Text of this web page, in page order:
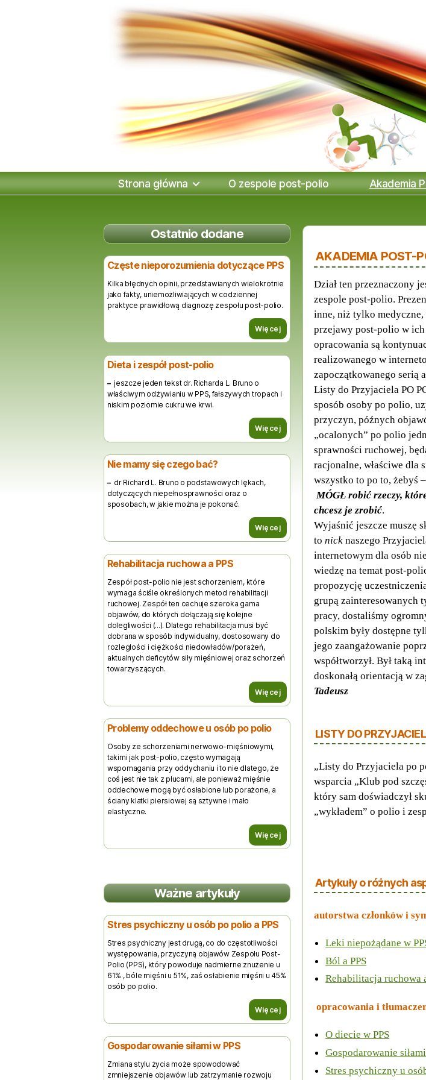
Strona główna O zespole post-polio Akademia
Ostatnio dodane
Częste nieporozumienia dotyczące PPS
Kilka błędnych opinii, przedstawianych wielokrotnie
jako fakty, uniemożliwiających w codziennej
praktyce prawidłową diagnozę zespołu post-polio.
Więcej
Dieta i zespół post-polio
– jeszcze jeden tekst dr. Richarda L. Bruno o
właściwym odżywianiu w PPS, fałszywych tropach i
niskim poziomie cukru we krwi.
Więcej
Nie mamy się czego bać?
– dr Richard L. Bruno o podstawowych lękach,
dotyczących niepełnosprawności oraz o
sposobach, w jakie można je pokonać.
Więcej
Rehabilitacja ruchowa a PPS
Zespół post-polio nie jest schorzeniem, które
wymaga ściśle określonych metod rehabilitacji
ruchowej. Zespół ten cechuje szeroka gama
objawów, do których dołączają się kolejne
dolegliwości (...). Dlatego rehabilitacja musi być
dobrana w sposób indywidualny, dostosowany do
rozległości i ciężkości niedowładów/porażeń,
aktualnych deficytów siły mięśniowej oraz schorzeń
towarzyszących.
Więcej
Problemy oddechowe u osób po polio
Osoby ze schorzeniami nerwowo-mięśniowymi,
takimi jak post-polio, często wymagają
wspomagania przy oddychaniu i to nie dlatego, że
coś jest nie tak z płucami, ale ponieważ mięśnie
oddechowe mogą być osłabione lub porażone, a
ściany klatki piersiowej są sztywne i mało
elastyczne.
Więcej
Ważne artykuły
Stres psychiczny u osób po polio a PPS
Stres psychiczny jest drugą, co do częstotliwości
występowania, przyczyną objawów Zespołu Post-
Polio (PPS), który powoduje nadmierne znużenie u
61% , bóle mięśni u 51%, zaś osłabienie mięśni u 45%
osób po polio.
Więcej
Gospodarowanie siłami w PPS
Zmiana stylu życia może spowodować
zmniejszenie objawów lub zatrzymanie rozwoju
AKADEMIA POST-
Dział ten przeznaczony
zespole post-polio.
inne, niż tylko
przejawy post-polio w ich
opracowania są
realizowanego w
zapoczątkowanego serią
Listy do Przyjaciela PO
sposób osoby po polio,
przyczyn, późnych
„ocalonych” po polio
sprawności ruchowej,
racjonalne, właściwe dla
wszystko to po to, żebyś
MÓGŁ robić rzeczy,
chcesz je zrobić.
Wyjaśnić jeszcze muszę
to nicknaszego
internetowym dla osób
wiedzę na temat post-
propozycję
grupą zainteresowanych
pracy, dostaliśmy
polskim były dostępne
jego zaangażowanie
współtworzył. Był taką
doskonałą orientacją w
Tadeusz
LISTY DO
„Listy do Przyjaciela po
wsparcia „Klub pod
który sam doświadczył
„wykładem” o polio i
Artykuły o różnych
autorstwa członków i
Leki niepożądane w
Ból a PPS
Rehabilitacja ruchowa
opracowania i
O diecie w PPS
Gospodarowanie
Stres psychiczny u